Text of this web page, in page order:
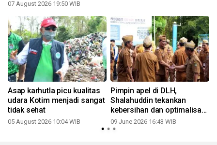
07 August 2026 19:50 WIB
Asap karhutla picu kualitas
udara Kotim menjadi sangat
tidak sehat
05 August 2026 10:04 WIB
Pimpin apel di DLH,
Shalahuddin tekankan
kebersihan dan optimalisasi
kinerja ASN
09 June 2026 16:43 WIB